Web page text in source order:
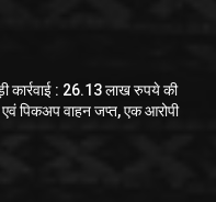
कार्रवाई : 26.13 लाख रुपये की
पिकअप वाहन जप्त, एक आरोपी